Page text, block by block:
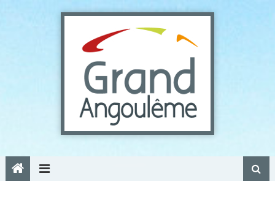
Panneau de gestion des cookies